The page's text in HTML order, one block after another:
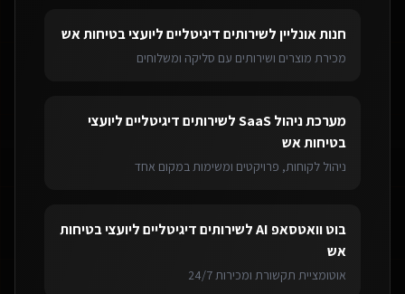
חנות אונלייןלשירותים דיגיטליים ליועצי בטיחות אש
מכירת מוצרים ושירותים עם סליקה ומשלוחים
מערכת ניהול SaaS לשירותים דיגיטליים ליועצי
בטיחות אש
ניהול לקוחות, פרויקטים ומשימות במקום אחד
בוט וואטסאפ AI לשירותים דיגיטליים ליועצי בטיחות
אש
אוטומציית תקשורת ומכירות 24/7